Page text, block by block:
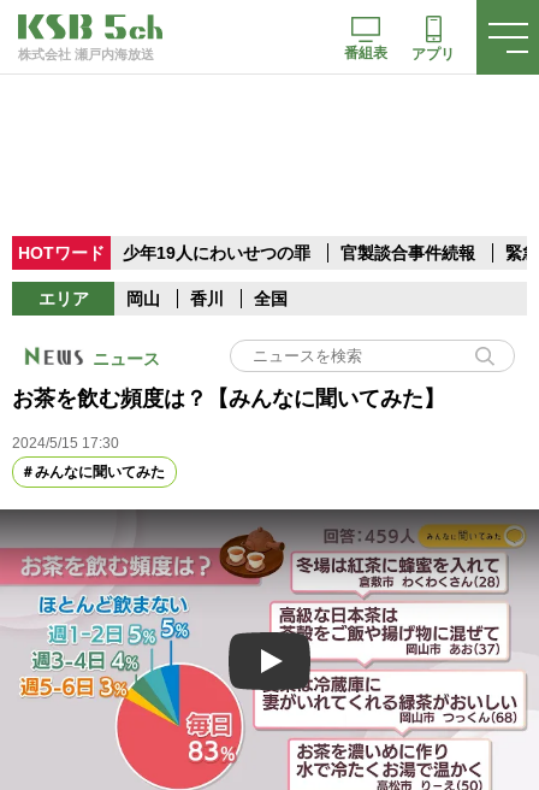
株式会社 瀬戸内海放送 番組表 アプリ
HOTワード 少年19人にわいせつの罪 官製談合事件続報 緊
エリア 岡山 香川 全国
ニュース
お茶を飲む頻度は？【みんなに聞いてみた】
2024/5/15 17:30
みんなに聞いてみた
Play